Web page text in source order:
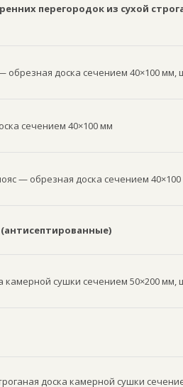
перегородок из сухой
обрезная доска сечением 40×100 мм,
сечением 40×100 мм
— обрезная доска сечением
камерной сушки сечением 50×200 мм,
доска камерной сушки